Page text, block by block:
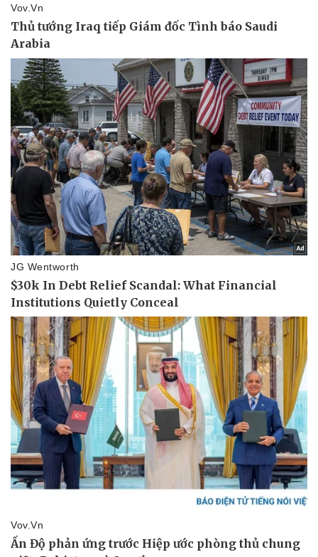
Thể thao
Bóng đá
Lịch thi đấu bóng đá
Thế giới thể thao
eSports
Hậu trường
Ô tô - Xe máy
Ô tô
Xe máy
Tư vấn